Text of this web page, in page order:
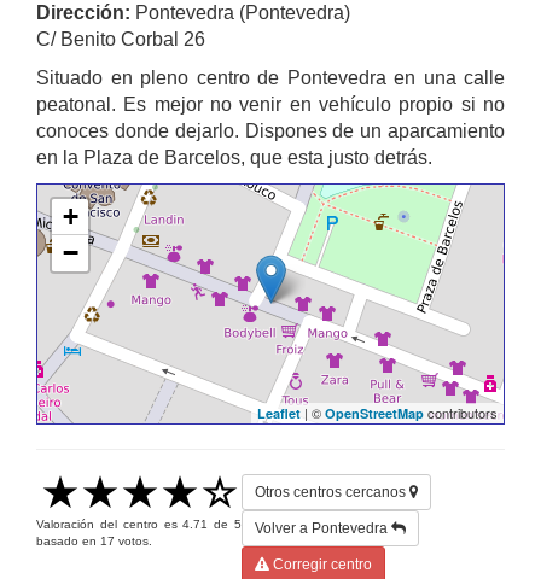
Dirección: Pontevedra (Pontevedra)
C/ Benito Corbal 26
Situado en pleno centro de Pontevedra en una calle
peatonal. Es mejor no venir en vehículo propio si no
conoces donde dejarlo. Dispones de un aparcamiento
en la Plaza de Barcelos, que esta justo detrás.
+
−
Leaflet | © OpenStreetMap contributors
Valoración del centro es4.71 de5
basado en 17 votos.
Otros centros cercanos
Volver a Pontevedra
Corregir centro